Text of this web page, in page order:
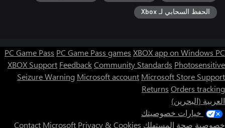
الحفظ السحابي لـ Xbox
PC Game Pass PC Game Pass games XBOX app on Windows PC
XBOX Support FeedbackCommunity Standards Photosensitive
Seizure Warning Microsoft account Microsoft Store Support
Returns Orders tracking
العربية (البحرين)
خيارات خصوصيتك
خصوصية صحة المستهلك
Contact Microsoft Privacy & Cookies